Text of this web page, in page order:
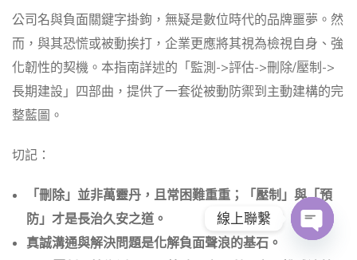
公司名與負面關鍵字掛鉤，無疑是數位時代的品牌噩夢。然
而，與其恐慌或被動挨打，企業更應將其視為檢視自身、強
化韌性的契機。本指南詳述的「監測->評估->刪除/壓制->
長期建設」四部曲，提供了一套從被動防禦到主動建構的完
整藍圖。
切記：
「刪除」並非萬靈丹，且常困難重重；「壓制」與「預
防」才是長治久安之道。
真誠溝通與解決問題是化解負面聲浪的基石。
線上聯繫